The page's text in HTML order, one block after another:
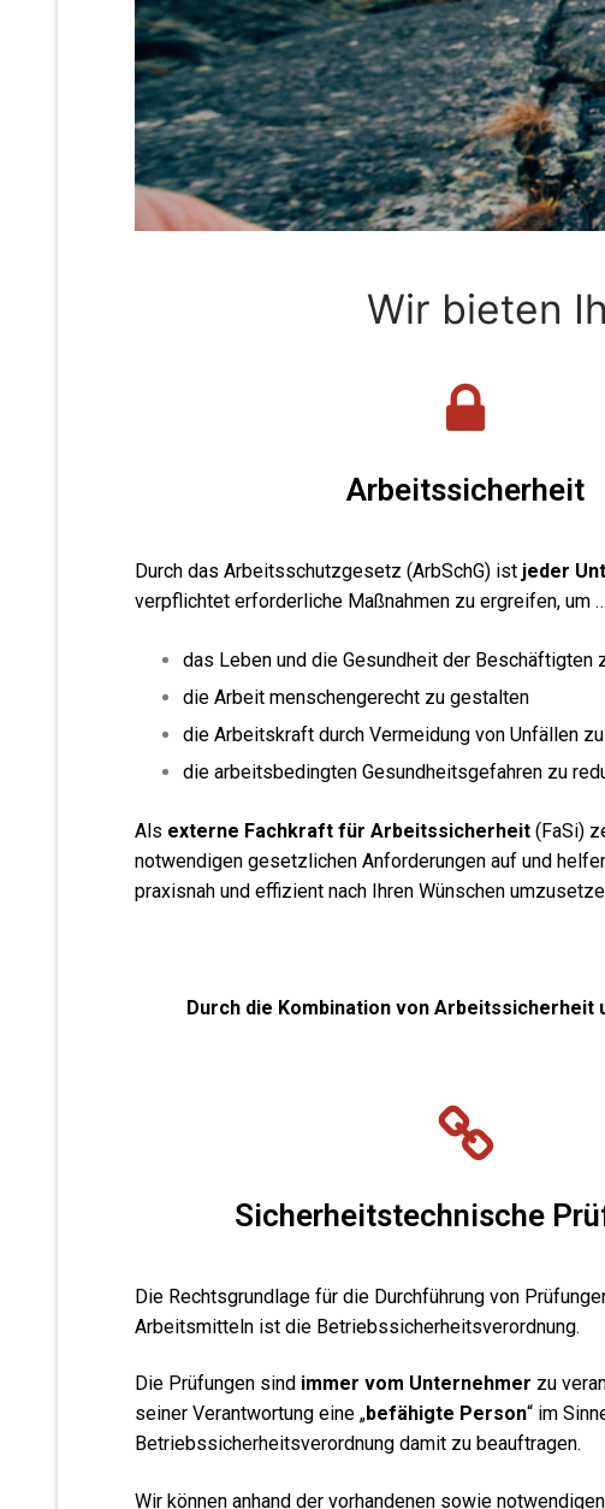
Wir bieten
Arbeitssicherheit
Durch das Arbeitsschutzgesetz (ArbSchG) ist jeder
verpflichtet erforderliche Maßnahmen zu ergreifen, um …
das Leben und die Gesundheit der Beschäftigten
die Arbeit menschengerecht zu gestalten
die Arbeitskraft durch Vermeidung von Unfällen
die arbeitsbedingten Gesundheitsgefahren zu
Als externe Fachkraft für Arbeitssicherheit (FaSi)
notwendigen gesetzlichen Anforderungen auf und
praxisnah und effizient nach Ihren Wünschen
Durch die Kombination von
Sicherheitstechnische
Die Rechtsgrundlage für die Durchführung von
Arbeitsmitteln ist die Betriebssicherheitsverordnung.
Die Prüfungen sind immer vom Unternehmer zu
seiner Verantwortung eine „befähigte Person“ im
Betriebssicherheitsverordnung damit zu beauftragen.
Wir können anhand der vorhandenen sowie